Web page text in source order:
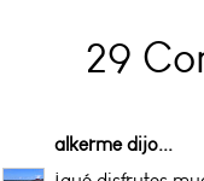
29
alkermedijo...